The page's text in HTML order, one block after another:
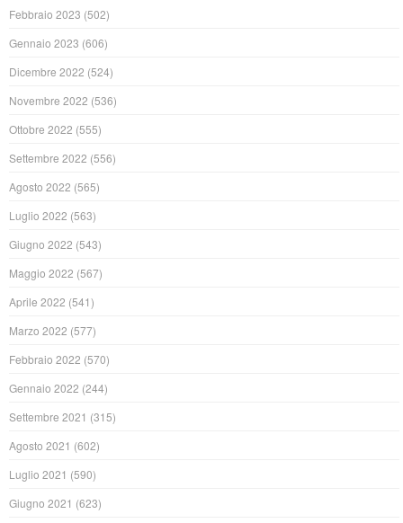
Febbraio 2023 (502)
Gennaio 2023 (606)
Dicembre 2022 (524)
Novembre 2022 (536)
Ottobre 2022 (555)
Settembre 2022 (556)
Agosto 2022 (565)
Luglio 2022 (563)
Giugno 2022 (543)
Maggio 2022 (567)
Aprile 2022 (541)
Marzo 2022 (577)
Febbraio 2022 (570)
Gennaio 2022 (244)
Settembre 2021 (315)
Agosto 2021 (602)
Luglio 2021 (590)
Giugno 2021 (623)